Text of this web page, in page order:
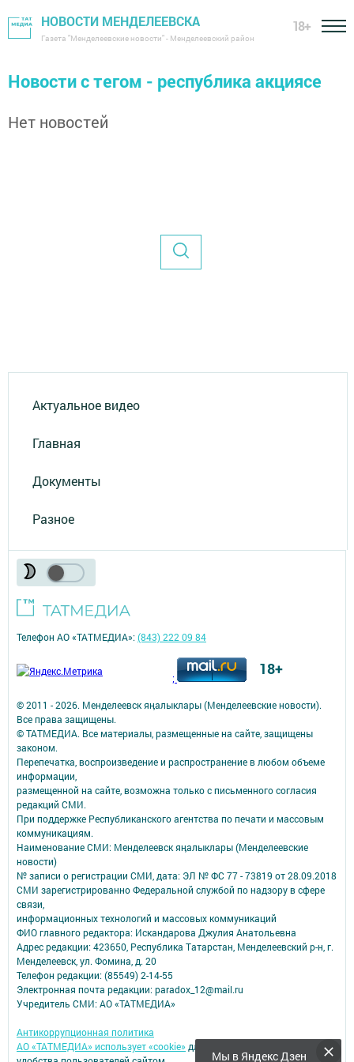
НОВОСТИ МЕНДЕЛЕЕВСКА
Газета "Менделеевские новости" - Менделеевский район
18+
Новости с тегом - республика акциясе
Нет новостей
Актуальное видео
Главная
Документы
Разное
Мы в Яндекс Дзен
© 2011 - 2026. Менделеевск яӊалыклары (Менделеевские новости).
Все права защищены.
© ТАТМЕДИА. Все материалы, размещенные на сайте, защищены
законом.
Перепечатка, воспроизведение и распространение в любом объеме
информации,
размещенной на сайте, возможна только с письменного согласия
редакций СМИ.
При поддержке Республиканского агентства по печати и массовым
коммуникациям.
Наименование СМИ: Менделеевск яӊалыклары (Менделеевские
новости)
№ записи о регистрации СМИ, дата: ЭЛ № ФС 77 - 73819 от 28.09.2018
СМИ зарегистрированно Федеральной службой по надзору в сфере
связи,
информационных технологий и массовых коммуникаций
ФИО главного редактора: Искандарова Джулия Анатольевна
Адрес редакции: 423650, Республика Татарстан, Менделеевский р-н, г.
Менделеевск, ул. Фомина, д. 20
Телефон редакции: (85549) 2-14-55
Электронная почта редакции: paradox_12@mail.ru
Учредитель СМИ: АО «ТАТМЕДИА»
Антикоррупционная политика
АО «ТАТМЕДИА» использует «cookie»для персонализации сервисов и
Телефон АО «ТАТМЕДИА»:(843) 222 09 84
; 18+